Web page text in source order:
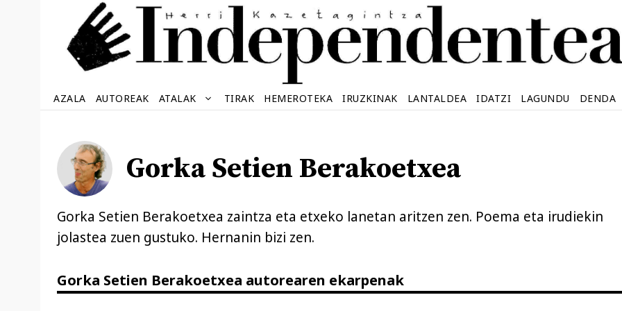
AZALA AUTOREAK ATALAK TIRAK HEMEROTEKA IRUZKINAK LANTALDEA IDATZI LAGUNDU DENDA
Gorka Setien Berakoetxea
Gorka Setien Berakoetxea zaintza eta etxeko lanetan aritzen zen. Poema eta irudiekin
jolastea zuen gustuko. Hernanin bizi zen.
Gorka Setien Berakoetxea autorearen ekarpenak